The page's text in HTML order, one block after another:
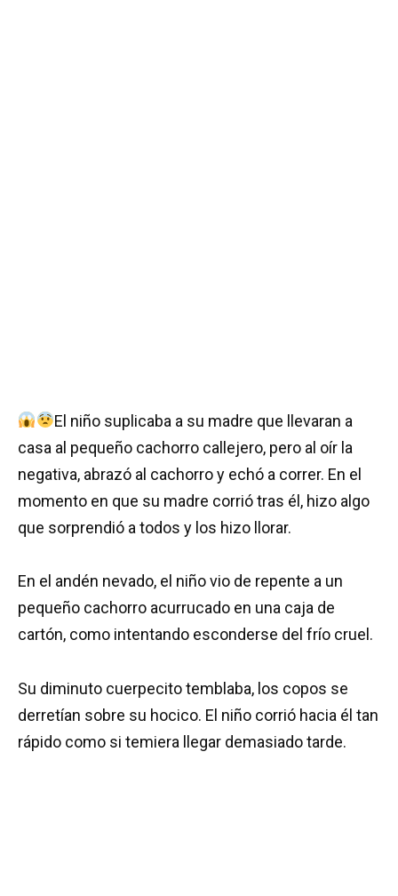
El niño suplicaba a su madre que llevaran a
casa al pequeño cachorro callejero, pero al oír la
negativa, abrazó al cachorro y echó a correr. En el
momento en que su madre corrió tras él, hizo algo
que sorprendió a todos y los hizo llorar.
En el andén nevado, el niño vio de repente a un
pequeño cachorro acurrucado en una caja de
cartón, como intentando esconderse del frío cruel.
Su diminuto cuerpecito temblaba, los copos se
derretían sobre su hocico. El niño corrió hacia él tan
rápido como si temiera llegar demasiado tarde.